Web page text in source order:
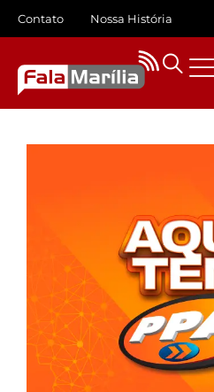
Contato Nossa História